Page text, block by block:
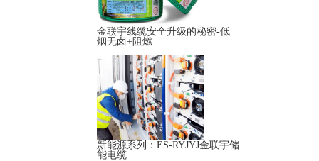
金联宇线缆安全升级的秘密-低
烟无卤+阻燃
新能源系列：ES-RYJYJ金联宇储
能电缆